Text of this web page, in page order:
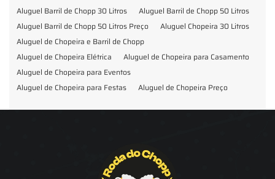
Aluguel Barril de Chopp 30 Litros
Aluguel Barril de Chopp 50 Litros
Aluguel Barril de Chopp 50 Litros Preço
Aluguel Chopeira 30 Litros
Aluguel de Chopeira e Barril de Chopp
Aluguel de Chopeira Elétrica
Aluguel de Chopeira para Casamento
Aluguel de Chopeira para Eventos
Aluguel de Chopeira para Festas
Aluguel de Chopeira Preço
Chopp Festas e Eventos
Chopp Pilsen
Fornecedor Barril de Chopp